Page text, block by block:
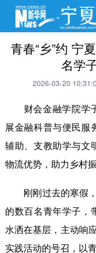
青春“乡”约 宁
名学
2026-03-20
财会金融学院学
展金融科普与便民服
辅助、支教助学与文
物流优势，助力乡村
刚刚过去的寒假，
的数百名青年学子，
水洒在基层，主动响
实践活动的号召，以